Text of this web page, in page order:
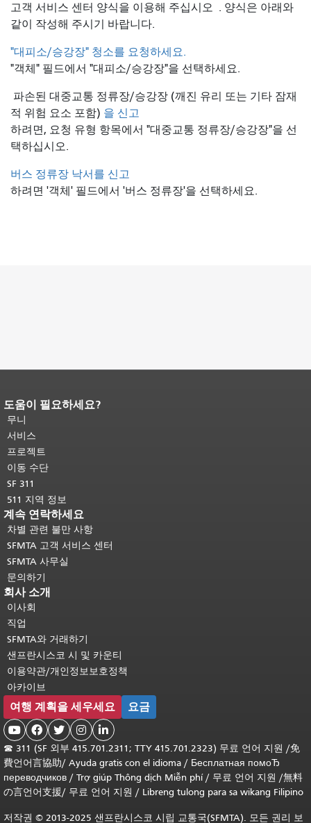
고객 서비스 센터 양식을 이용해 주십시오 . 양식은 아래와
같이 작성해 주시기 바랍니다.
"대피소/승강장" 청소를 요청하세요.
"객체" 필드에서 "대피소/승강장"을 선택하세요.
파손된 대중교통 정류장/승강장 (깨진 유리 또는 기타 잠재
적 위험 요소 포함) 을 신고
하려면, 요청 유형 항목에서 "대중교통 정류장/승강장"을 선
택하십시오.
버스 정류장 낙서를 신고
하려면 '객체' 필드에서 '버스 정류장'을 선택하세요.
페이지 내용 끝입니다.이 페이지의 나
머지 내용은 모든 페이지에 반복됩니
다.메인 콘텐츠 상단으로 돌아가려면
여기를 클릭하십시오
도움이 필요하세요?
무니
서비스
프로젝트
이동 수단
SF 311
511 지역 정보
계속 연락하세요
차별 관련 불만 사항
SFMTA 고객 서비스 센터
SFMTA 사무실
문의하기
회사 소개
이사회
직업
SFMTA와 거래하기
샌프란시스코 시 및 카운티
이용약관/개인정보보호정책
아카이브
여행 계획을 세우세요 요금
    
☎ 311 (SF 외부 415.701.2311; TTY 415.701.2323) 무료 언어 지원 /免
費언어言協助/ Ayuda gratis con el idioma / Бесплатная помоЂ
переводчиков / Trợ giúp Thông dịch Miễn phí/ 무료 언어 지원 /無料
の言언어支援/ 무료 언어 지원 / Libreng tulong para sa wikang Filipino
저작권 © 2013-2025 샌프란시스코 시립 교통국(SFMTA). 모든 권리 보